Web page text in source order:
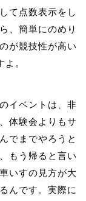
て点数表示をし
、簡単にのめり
が競技性が高い
。
イベントは、非
体験会よりもサ
でまでやろうと
もう帰ると言い
いすの見方が大
んです。実際に